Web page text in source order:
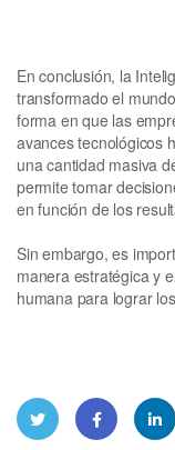
En conclusión, la
transformado el
forma en que las
avances tecnológicos
una cantidad masiva
permite tomar
en función de los
Sin embargo, es
manera estratégica y
humana para lograr